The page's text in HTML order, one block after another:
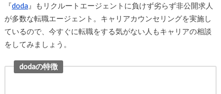
『doda』もリクルートエージェントに負けず劣らず非公開求人
が多数な転職エージェント。キャリアカウンセリングを実施し
ているので、今すぐに転職をする気がない人もキャリアの相談
をしてみましょう。
dodaの特徴